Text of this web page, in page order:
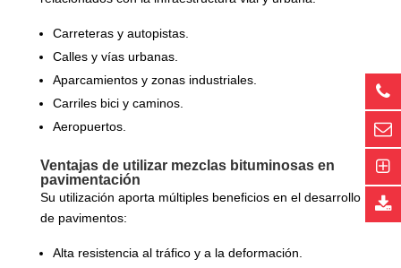
Carreteras y autopistas.
Calles y vías urbanas.
Aparcamientos y zonas industriales.
Carriles bici y caminos.
Aeropuertos.
Ventajas de utilizar mezclas bituminosas en
pavimentación
Su utilización aporta múltiples beneficios en el desarrollo
de pavimentos:
Alta resistencia al tráfico y a la deformación.